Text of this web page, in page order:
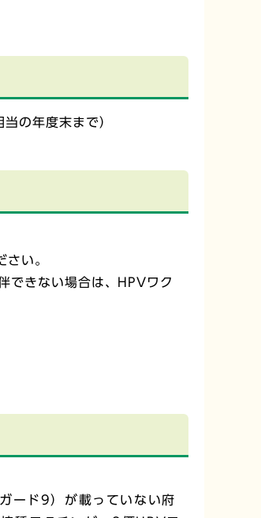
の年度末まで）
さい。
できない場合は、HPVワク
ード9）が載っていない府